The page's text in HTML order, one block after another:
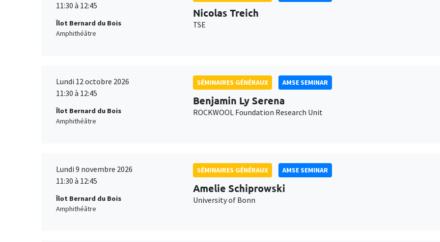
11:30 à 12:45
Îlot Bernard du Bois
Amphithéâtre
Nicolas Treich
TSE
Lundi 12 octobre 2026
11:30 à 12:45
Îlot Bernard du Bois
Amphithéâtre
SÉMINAIRES GÉNÉRAUX AMSE SEMINAR
Benjamin Ly Serena
ROCKWOOL Foundation Research Unit
Lundi 9 novembre 2026
11:30 à 12:45
Îlot Bernard du Bois
Amphithéâtre
SÉMINAIRES GÉNÉRAUX AMSE SEMINAR
Amelie Schiprowski
University of Bonn